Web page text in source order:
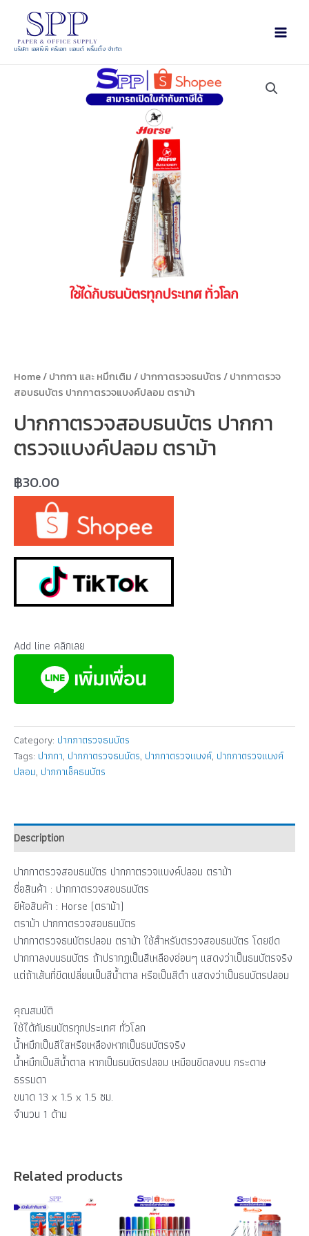
บริษัท เอสพีพี ครีเอท แอนด์ พริ้นติ้ง จำกัด
Home/ปากกา และ หมึกเติม/ปากกาตรวจธนบัตร/ ปากกาตรวจ
สอบธนบัตร ปากกาตรวจแบงค์ปลอม ตราม้า
ปากกาตรวจสอบธนบัตร ปากกา
ตรวจแบงค์ปลอม ตราม้า
฿30.00
Add line คลิกเลย
Category: ปากกาตรวจธนบัตร
Tags: ปากกา, ปากกาตรวจธนบัตร, ปากกาตรวจแบงค์, ปากกาตรวจแบงค์
ปลอม, ปากกาเช็คธนบัตร
Description
ปากกาตรวจสอบธนบัตร ปากกาตรวจแบงค์ปลอม ตราม้า
ชื่อสินค้า : ปากกาตรวจสอบธนบัตร
ยีห้อสินค้า : Horse (ตราม้า)
ตราม้า ปากกาตรวจสอบธนบัตร
ปากกาตรวจธนบัตรปลอม ตราม้า ใช้สำหรับตรวจสอบธนบัตร โดยขีด
ปากกาลงบนธนบัตร ถ้าปรากฏเป็นสีเหลืองอ่อนๆ แสดงว่าเป็นธนบัตรจริง
แต่ถ้าเส้นที่ขีดเปลี่ยนเป็นสีน้ำตาล หรือเป็นสีดำ แสดงว่าเป็นธนบัตรปลอม
คุณสมบัติ
ใช้ได้กับธนบัตรทุกประเทศ ทั่วโลก
น้ำหมึกเป็นสีใสหรือเหลืองหากเป็นธนบัตรจริง
น้ำหมึกเป็นสีน้ำตาล หากเป็นธนบัตรปลอม เหมือนขีดลงบน กระดาษ
ธรรมดา
ขนาด 13 x 1.5 x 1.5 ซม.
จำนวน 1 ด้าม
Related products